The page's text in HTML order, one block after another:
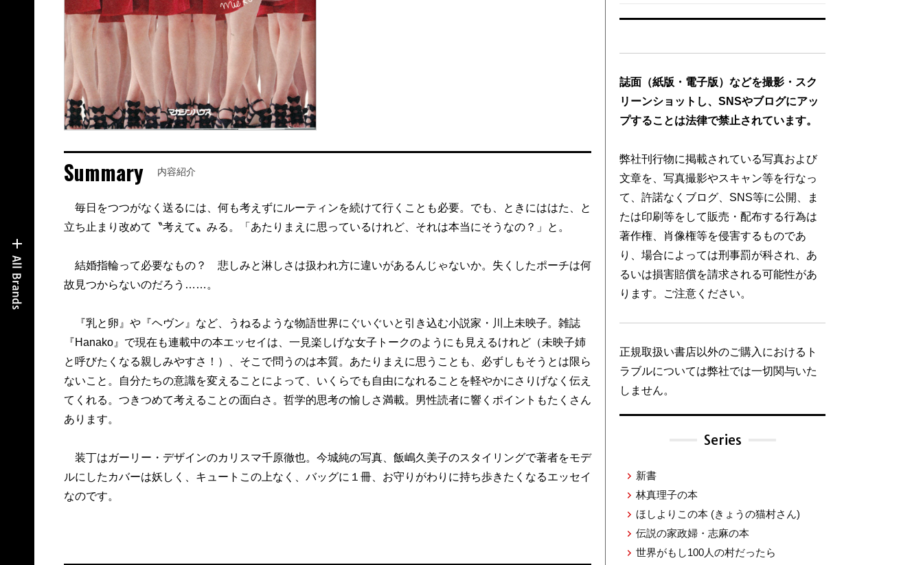
Summary 内容紹介
毎日をつつがなく送るには、何も考えずにルーティンを続けて行くことも必要。でも、ときにははた、と
立ち止まり改めて〝考えて〟みる。「あたりまえに思っているけれど、それは本当にそうなの？」と。
結婚指輪って必要なもの？ 悲しみと淋しさは扱われ方に違いがあるんじゃないか。失くしたポーチは何
故見つからないのだろう……。
『乳と卵』や『ヘヴン』など、うねるような物語世界にぐいぐいと引き込む小説家・川上未映子。雑誌
『Hanako』で現在も連載中の本エッセイは、一見楽しげな女子トークのようにも見えるけれど（未映子姉
と呼びたくなる親しみやすさ！）、そこで問うのは本質。あたりまえに思うことも、必ずしもそうとは限ら
ないこと。自分たちの意識を変えることによって、いくらでも自由になれることを軽やかにさりげなく伝え
てくれる。つきつめて考えることの面白さ。哲学的思考の愉しさ満載。男性読者に響くポイントもたくさん
あります。
装丁はガーリー・デザインのカリスマ千原徹也。今城純の写真、飯嶋久美子のスタイリングで著者をモデ
ルにしたカバーは妖しく、キュートこの上なく、バッグに１冊、お守りがわりに持ち歩きたくなるエッセイ
なのです。
誌面（紙版・電子版）などを撮影・スク
リーンショットし、SNSやブログにアッ
プすることは法律で禁止されています。
弊社刊行物に掲載されている写真および
文章を、写真撮影やスキャン等を行なっ
て、許諾なくブログ、SNS等に公開、ま
たは印刷等をして販売・配布する行為は
著作権、肖像権等を侵害するものであ
り、場合によっては刑事罰が科され、あ
るいは損害賠償を請求される可能性があ
ります。ご注意ください。
正規取扱い書店以外のご購入におけるト
ラブルについては弊社では一切関与いた
しません。
Series
新書
林真理子の本
ほしよりこの本 (きょうの猫村さん)
伝説の家政婦・志麻の本
世界がもし100人の村だったら